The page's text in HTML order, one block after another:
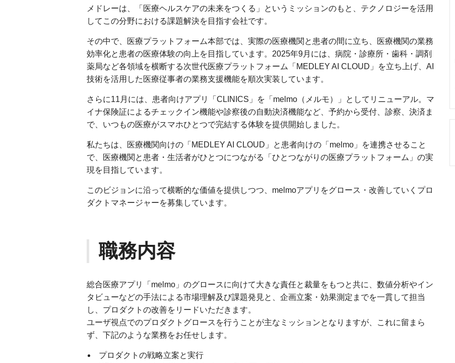
メドレーは、「医療ヘルスケアの未来をつくる」というミッションのもと、テクノロジーを活用
してこの分野における課題解決を目指す会社です。
その中で、医療プラットフォーム本部では、実際の医療機関と患者の間に立ち、医療機関の業務
効率化と患者の医療体験の向上を目指しています。2025年9月には、病院・診療所・歯科・調剤
薬局など各領域を横断する次世代医療プラットフォーム「MEDLEY AI CLOUD」を立ち上げ、AI
技術を活用した医療従事者の業務支援機能を順次実装しています。
さらに11月には、患者向けアプリ「CLINICS」を「melmo（メルモ）」としてリニューアル。マ
イナ保険証によるチェックイン機能や診察後の自動決済機能など、予約から受付、診察、決済ま
で、いつもの医療がスマホひとつで完結する体験を提供開始しました。
私たちは、医療機関向けの「MEDLEY AI CLOUD」と患者向けの「melmo」を連携させること
で、医療機関と患者・生活者がひとつにつながる「ひとつながりの医療プラットフォーム」の実
現を目指しています。
このビジョンに沿って横断的な価値を提供しつつ、melmoアプリをグロース・改善していくプロ
ダクトマネージャーを募集しています。
職務内容
総合医療アプリ「melmo」のグロースに向けて大きな責任と裁量をもつと共に、数値分析やイン
タビューなどの手法による市場理解及び課題発見と、企画立案・効果測定までを一貫して担当
し、プロダクトの改善をリードいただきます。
ユーザ視点でのプロダクトグロースを行うことが主なミッションとなりますが、これに留まら
ず、下記のような業務をお任せします。
プロダクトの戦略立案と実行